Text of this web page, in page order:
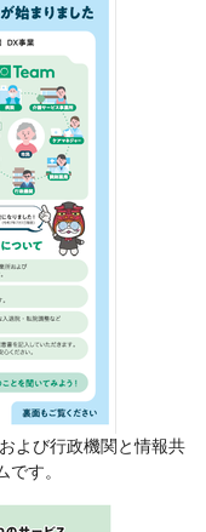
よび行政機関と情報共
す。